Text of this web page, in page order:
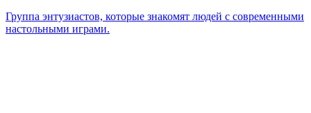
Группа энтузиастов, которые знакомят людей с современными
настольными играми.